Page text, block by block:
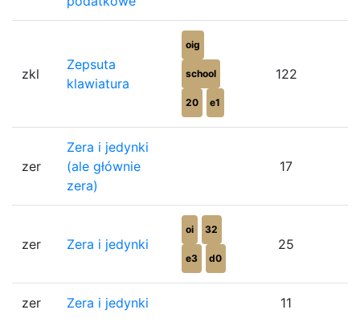
zkl
Zepsuta
klawiatura
oig
school
20 e1
122
zer
Zera i jedynki
(ale głównie
zera)
17
zer Zera i jedynki
oi 32
e3 d0
25
zer Zera i jedynki 11